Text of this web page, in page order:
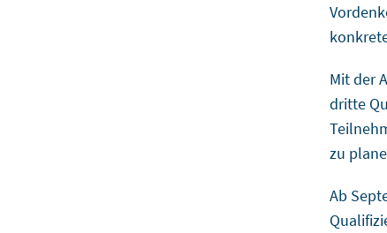
Mit der
dritte
zu
Ab